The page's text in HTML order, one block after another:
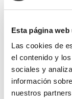
Esta página
Las cookies de
el contenido y
sociales y
información
nuestros
Donar
En España,
tejidos son
de su
realiza en el